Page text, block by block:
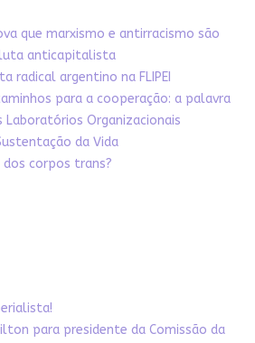
que marxismo e antirracismo são
luta anticapitalista
radical argentino na FLIPEI
para a cooperação: a palavra
Laboratórios Organizacionais
da Vida
corpos trans?
para presidente da Comissão da